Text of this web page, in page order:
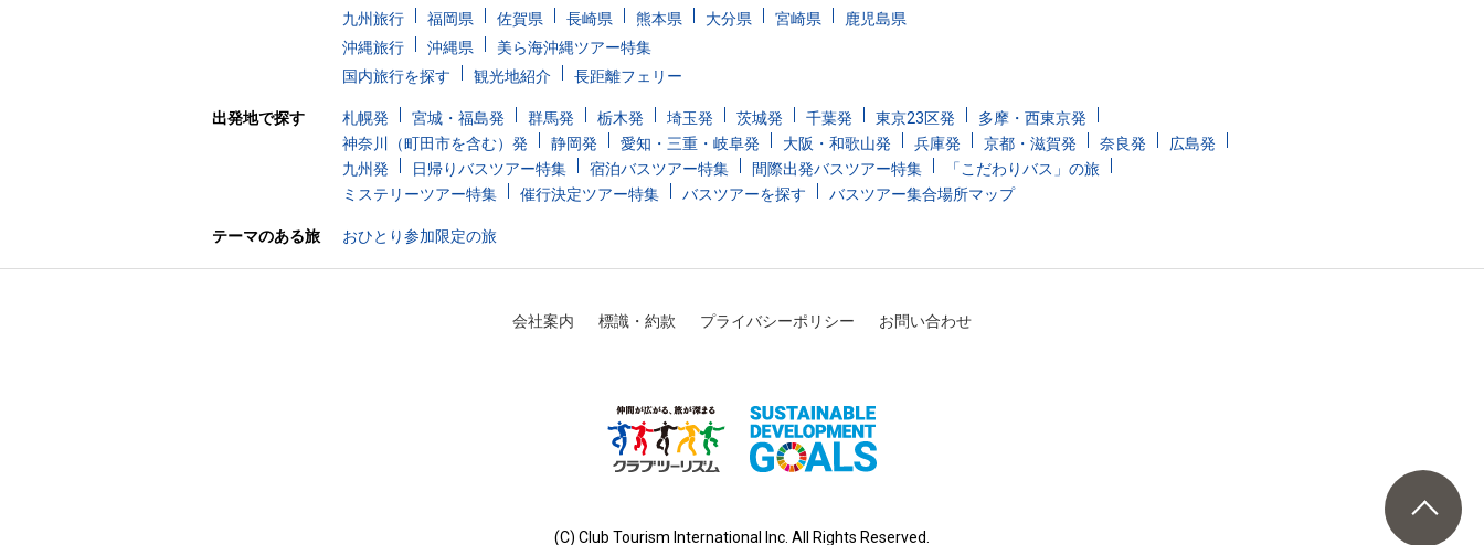
九州旅行
福岡県 佐賀県 長崎県 熊本県 大分県 宮崎県
鹿児島県
沖縄旅行
沖縄県
美ら海沖縄ツアー特集
国内旅行を探す
観光地紹介 長距離フェリー
出発地で探す 札幌発 宮城・福島発 群馬発 栃木発 埼玉発 茨城発 千葉発 東京23区発
多摩・西東京発
神奈川（町田市を含む）発
静岡発 愛知・三重・岐阜発 大阪・和歌山発 兵庫発 京都・滋賀発 奈良発
広島発
九州発
日帰りバスツアー特集 宿泊バスツアー特集 間際出発バスツアー特集
「こだわりバス」の旅
ミステリーツアー特集
催行決定ツアー特集 バスツアーを探す バスツアー集合場所マップ
テーマのある旅 おひとり参加限定の旅
会社案内 標識・約款 プライバシーポリシー お問い合わせ
(C) Club Tourism International Inc. All Rights Reserved.